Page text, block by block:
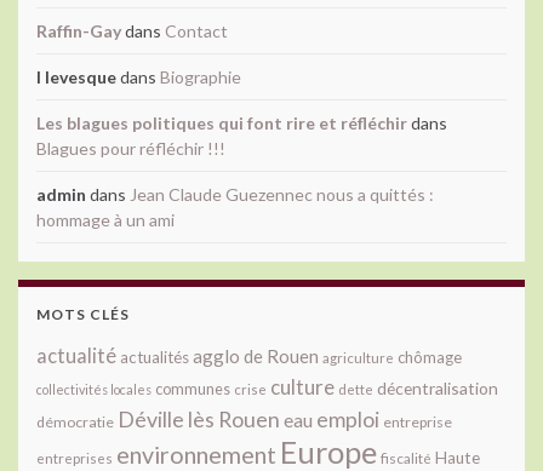
Raffin-Gaydans Contact
l levesquedans Biographie
Les blagues politiques qui font rire et réfléchirdans
Blagues pour réfléchir !!!
admin dans Jean Claude Guezennec nous a quittés :
hommage à un ami
MOTS CLÉS
actualité actualitésagglo de Rouen agriculture chômage
collectivités locales communes crise culture dette décentralisation
démocratie Déville lès Rouen eau emploi entreprise
entreprises environnement Europe fiscalité Haute